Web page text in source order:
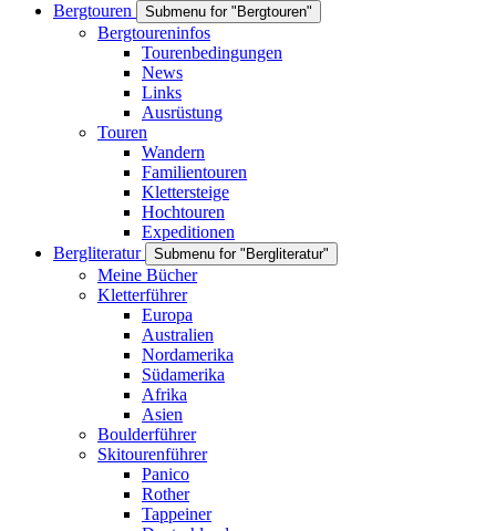
Bergtouren
Submenu for "Bergtouren"
Bergtoureninfos
Tourenbedingungen
News
Links
Ausrüstung
Touren
Wandern
Familientouren
Klettersteige
Hochtouren
Expeditionen
Bergliteratur
Submenu for "Bergliteratur"
Meine Bücher
Kletterführer
Europa
Australien
Nordamerika
Südamerika
Afrika
Asien
Boulderführer
Skitourenführer
Panico
Rother
Tappeiner